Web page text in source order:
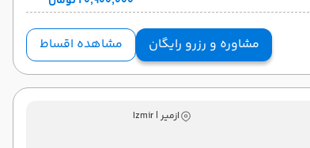
مشاوره و رزرو رایگان مشاهده اقساط
ازمیر | Izmir